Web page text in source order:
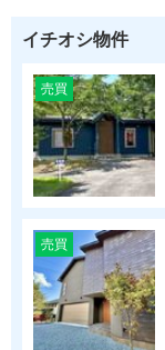
イチオシ物件
売買
売買